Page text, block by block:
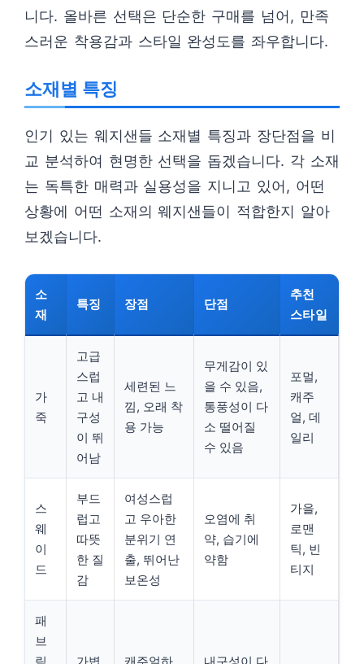
니다. 올바른 선택은 단순한 구매를 넘어, 만족
스러운 착용감과 스타일 완성도를 좌우합니다.
소재별 특징
인기 있는 웨지샌들 소재별 특징과 장단점을 비
교 분석하여 현명한 선택을 돕겠습니다. 각 소재
는 독특한 매력과 실용성을 지니고 있어, 어떤
상황에 어떤 소재의 웨지샌들이 적합한지 알아
보겠습니다.
소
재
특징 장점 단점
추천
스타일
가
죽
고급
스럽
고 내
구성
이 뛰
어남
세련된 느
낌, 오래 착
용 가능
무게감이 있
을 수 있음,
통풍성이 다
소 떨어질
수 있음
포멀,
캐주
얼, 데
일리
스
웨
이
드
부드
럽고
따뜻
한 질
감
여성스럽
고 우아한
분위기 연
출, 뛰어난
보온성
오염에 취
약, 습기에
약함
가을,
로맨
틱, 빈
티지
패
브